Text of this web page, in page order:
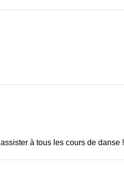
à tous les cours de danse !